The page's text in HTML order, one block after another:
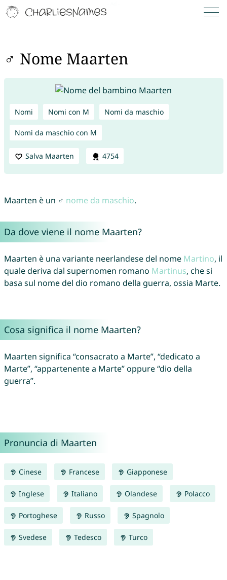
♂ Nome Maarten
Nomi Nomi con M Nomi da maschio
Nomi da maschio con M
Salva Maarten 4754
Maarten è un ♂ nome da maschio.
Da dove viene il nome Maarten?
Maarten è una variante neerlandese del nome Martino, il
quale deriva dal supernomen romano Martinus, che si
basa sul nome del dio romano della guerra, ossia Marte.
Cosa significa il nome Maarten?
Maarten significa “consacrato a Marte”, “dedicato a
Marte”, “appartenente a Marte” oppure “dio della
guerra”.
Pronuncia di Maarten
Cinese Francese Giapponese
Inglese Italiano Olandese Polacco
Portoghese Russo Spagnolo
Svedese Tedesco Turco